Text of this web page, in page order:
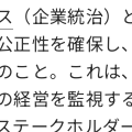
（企業統治
正性を確保し
こと。これは
経営を監視す
テークホルダ